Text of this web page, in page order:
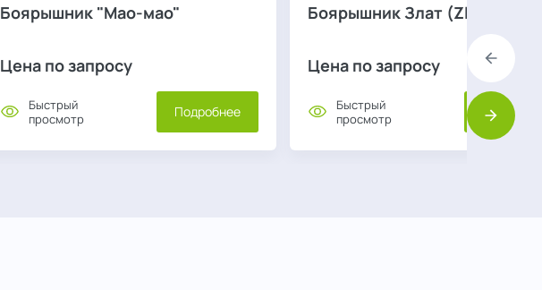
Боярышник "Мао-мао"
Цена по запросу
Быстрый
просмотр
Подробнее
Боярышник Злат (Zlata)
Цена по запросу
Быстрый
просмотр
Назад
Вперед